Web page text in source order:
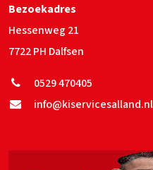
Bezoekadres
Hessenweg 21
7722 PH Dalfsen
0529 470405
info@kiservicesalland.nl